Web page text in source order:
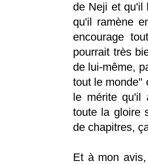
de Neji et qu'il
qu'il ramène
encourage
pourrait très
de lui-même,
tout le monde"
le mérite qu'il
toute la gloire
de chapitres,
Et à mon